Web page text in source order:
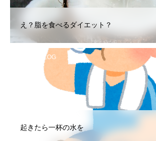
え？脂を食べるダイエット？
STAFF BLOG
起きたら一杯の水を